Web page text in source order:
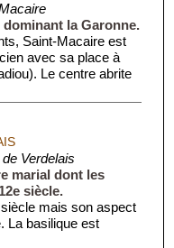
la Garonne.
Saint-Macaire est
avec sa place à
Le centre abrite
Verdelais
marial dont les
siècle.
mais son aspect
La basilique est